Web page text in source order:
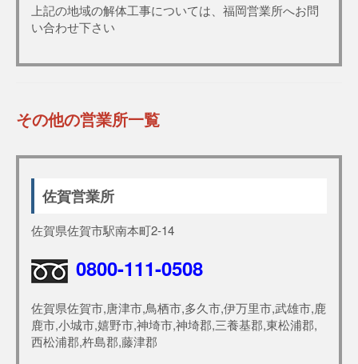
上記の地域の解体工事については、福岡営業所へお問
い合わせ下さい
その他の営業所一覧
佐賀営業所
佐賀県佐賀市駅南本町2-14
0800-111-0508
佐賀県佐賀市,唐津市,鳥栖市,多久市,伊万里市,武雄市,鹿
鹿市,小城市,嬉野市,神埼市,神埼郡,三養基郡,東松浦郡,
西松浦郡,杵島郡,藤津郡